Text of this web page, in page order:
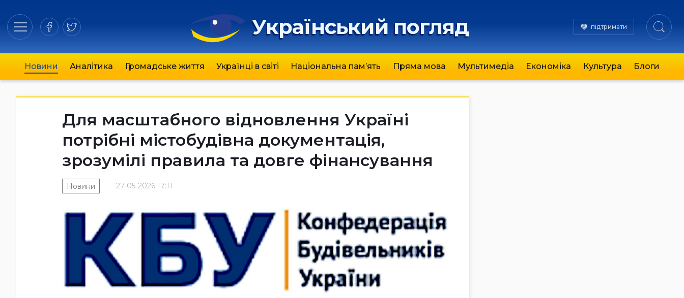
Український погляд підтримати
Новини Аналітика Громадське життя Українці в світі Національна пам’ять Пряма мова Мультимедіа Економіка Культура Блоги
Для масштабного відновлення Україні
потрібні містобудівна документація,
зрозумілі правила та довге фінансування
27-05-2026 17:11
Новини